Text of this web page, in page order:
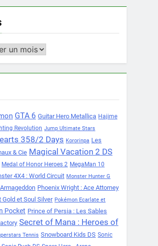
GTA 6 Guitar Hero Metallica Hajime
Revolution Jump Ultimate Stars
358/2 Days Kororinpa Les
& Cie Magical Vacation 2 DS
Medal of Honor Heroes 2 MegaMan 10
4X4 : World Circuit Monster Hunter G
Phoenix Wright : Ace Attorney
Gold et Soul Silver Pokémon Ecarlate et
Pocket Prince of Persia : Les Sables
Secret of Mana : Heroes of
Tennis Snowboard Kids DS Sonic